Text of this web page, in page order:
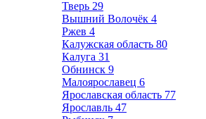
Тверь 29
Вышний Волочёк 4
Ржев 4
Калужская область 80
Калуга 31
Обнинск 9
Малоярославец 6
Ярославская область 77
Ярославль 47